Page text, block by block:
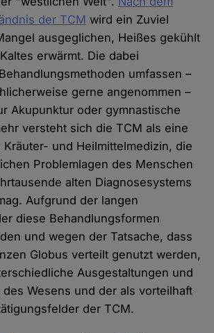
der TCM wird ein Zuviel
ausgeglichen, Heißes gekühlt
erwärmt. Die dabei
umfassen –
gerne angenommen –
Akupunktur oder gymnastische
versteht sich die TCM als eine
und Heilmittelmedizin, die
Problemlagen des Menschen
alten Diagnosesystems
Aufgrund der langen
diese Behandlungsformen
und wegen der Tatsache, dass
Globus verteilt genutzt werden,
Ausgestaltungen und
Wesens und der als vorteilhaft
der TCM.